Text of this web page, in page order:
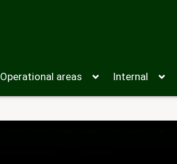
Operational areas Internal